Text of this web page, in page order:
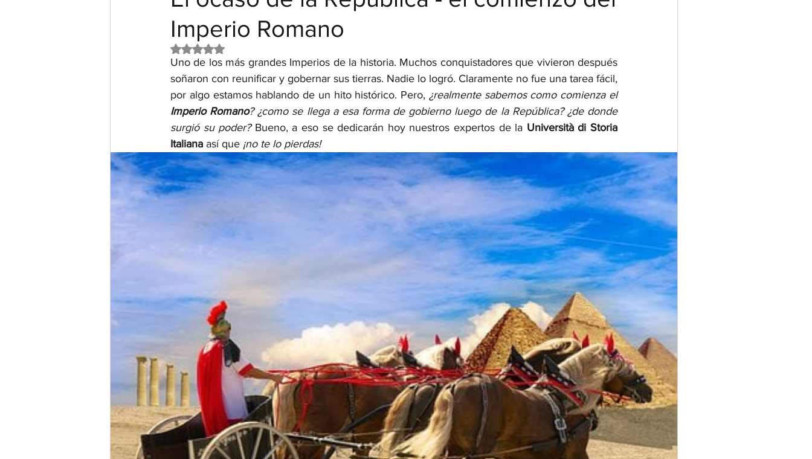
Imperio Romano
Obtuvo NaN de 5 estrellas.
Uno de los más grandes Imperios de la historia. Muchos conquistadores que vivieron después
soñaron con reunificar y gobernar sus tierras. Nadie lo logró. Claramente no fue una tarea fácil,
por algo estamos hablando de un hito histórico. Pero,
¿realmente sabemos como comienza el
Imperio Romano? ¿como se llega a esa forma de gobierno luego de la República? ¿de donde
surgió su poder? Bueno, a eso se dedicarán hoy nuestros expertos de la Università di Storia
Italiana así que ¡no te lo pierdas!